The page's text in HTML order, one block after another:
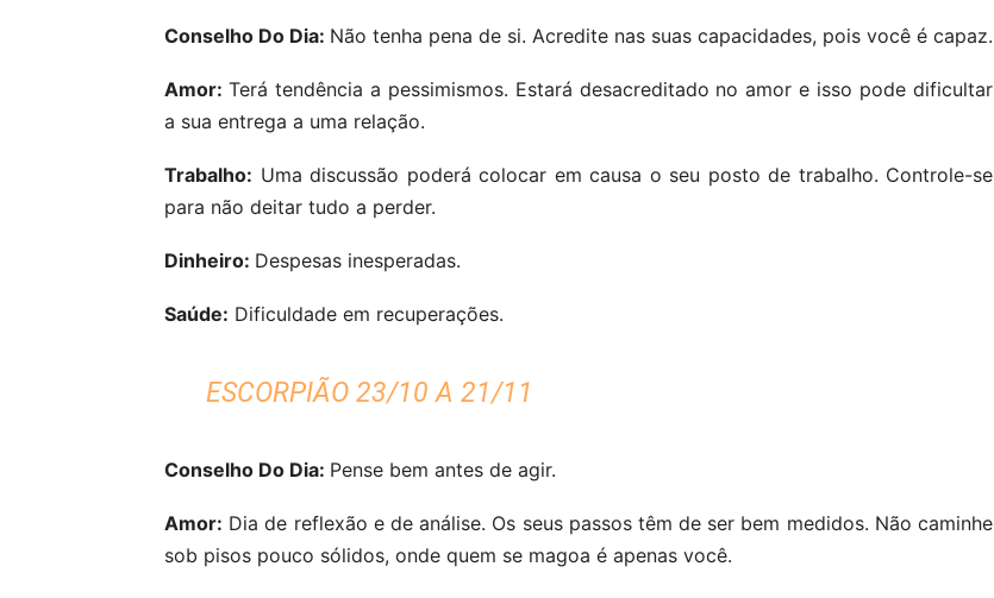
Conselho Do Dia: Não tenha pena de si. Acredite nas suas capacidades, pois você é capaz.
Amor: Terá tendência a pessimismos. Estará desacreditado no amor e isso pode dificultar
a sua entrega a uma relação.
Trabalho: Uma discussão poderá colocar em causa o seu posto de trabalho. Controle-se
para não deitar tudo a perder.
Dinheiro: Despesas inesperadas.
Saúde: Dificuldade em recuperações.
ESCORPIÃO 23/10 A 21/11
Conselho Do Dia: Pense bem antes de agir.
Amor: Dia de reflexão e de análise. Os seus passos têm de ser bem medidos. Não caminhe
sob pisos pouco sólidos, onde quem se magoa é apenas você.